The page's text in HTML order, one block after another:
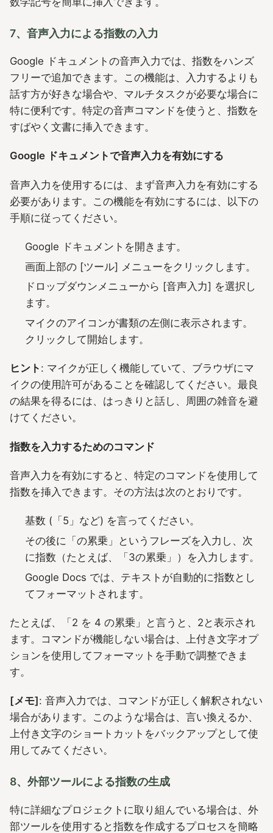
7、音声入力による指数の入力
Google ドキュメントの音声入力では、指数をハンズ
フリーで追加できます。この機能は、入力するよりも
話す方が好きな場合や、マルチタスクが必要な場合に
特に便利です。特定の音声コマンドを使うと、指数を
すばやく文書に挿入できます。
Google ドキュメントで音声入力を有効にする
音声入力を使用するには、まず音声入力を有効にする
必要があります。この機能を有効にするには、以下の
手順に従ってください。
Google ドキュメントを開きます。
画面上部の [ツール] メニューをクリックします。
ドロップダウンメニューから [音声入力] を選択し
ます。
マイクのアイコンが書類の左側に表示されます。
クリックして開始します。
ヒント : マイクが正しく機能していて、ブラウザにマ
イクの使用許可があることを確認してください。最良
の結果を得るには、はっきりと話し、周囲の雑音を避
けてください。
指数を入力するためのコマンド
音声入力を有効にすると、特定のコマンドを使用して
指数を挿入できます。その方法は次のとおりです。
基数 (「5」など) を言ってください。
その後に「の累乗」というフレーズを入力し、次
に指数（たとえば、「3の累乗」）を入力します。
Google Docs では、テキストが自動的に指数とし
てフォーマットされます。
たとえば、「2 を 4 の累乗」と言うと、2と表示され
ます。コマンドが機能しない場合は、上付き文字オプ
ションを使用してフォーマットを手動で調整できま
す。
[メモ]: 音声入力では、コマンドが正しく解釈されない
場合があります。このような場合は、言い換えるか、
上付き文字のショートカットをバックアップとして使
用してみてください。
8、外部ツールによる指数の生成
特に詳細なプロジェクトに取り組んでいる場合は、外
部ツールを使用すると指数を作成するプロセスを簡略